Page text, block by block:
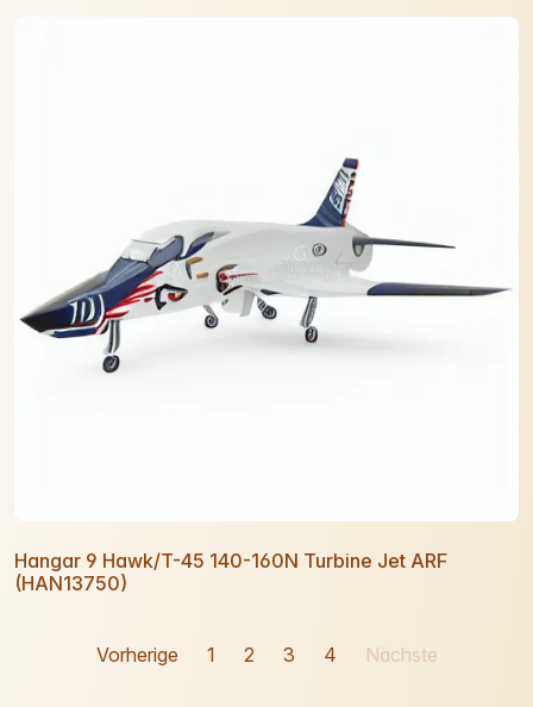
Hangar 9 Hawk/T-45 140-160N Turbine Jet ARF
(HAN13750)
Vorherige 1 2 3 4 Nächste